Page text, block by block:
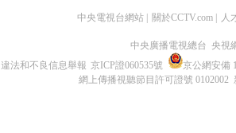
中央電視台網站 關於CCTV.com 人
中央廣播電視總台 央視
違法和不良信息舉報 京ICP證060535號
京公網安備
網上傳播視聽節目許可證號 0102002